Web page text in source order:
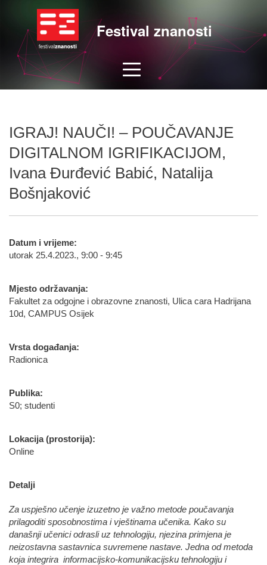
Festival znanosti
IGRAJ! NAUČI! – POUČAVANJE
DIGITALNOM IGRIFIKACIJOM,
Ivana Đurđević Babić, Natalija
Bošnjaković
Datum i vrijeme:
utorak 25.4.2023., 9:00 - 9:45
Mjesto održavanja:
Fakultet za odgojne i obrazovne znanosti, Ulica cara Hadrijana
10d, CAMPUS Osijek
Vrsta događanja:
Radionica
Publika:
S0; studenti
Lokacija (prostorija):
Online
Detalji
Za uspješno učenje izuzetno je važno metode poučavanja
prilagoditi sposobnostima i vještinama učenika. Kako su
današnji učenici odrasli uz tehnologiju, njezina primjena je
neizostavna sastavnica suvremene nastave. Jedna od metoda
koja integrira informacijsko-komunikacijsku tehnologiju i